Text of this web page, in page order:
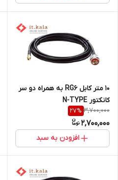
10 متر کابل RG6 به همراه دو سر
کانکتور N-TYPE
3,700,000
27%
2,700,000
افزودن به سبد